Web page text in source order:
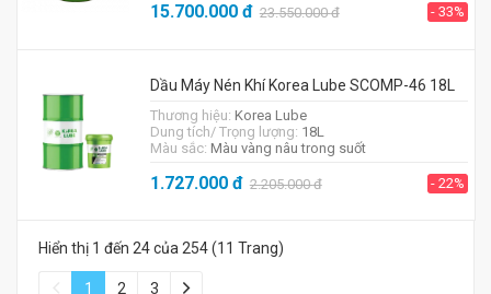
15.700.000đ 23.550.000đ - 33%
Dầu Máy Nén Khí Korea Lube SCOMP-46 18L
Thương hiệu: Korea Lube
Dung tích/ Trọng lượng: 18L
Màu sắc: Màu vàng nâu trong suốt
1.727.000đ 2.205.000đ - 22%
Hiển thị 1 đến 24 của 254 (11 Trang)
1 2 3